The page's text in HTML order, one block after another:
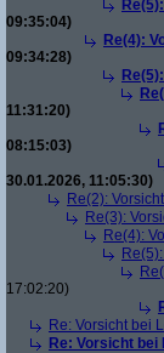
09:35:04)
Re(4):
09:34:28)
11:31:20)
08:15:03)
30.01.2026, 11:05:30)
Re(2):
Re(3):
Re(4):
17:02:20)
Re: Vorsicht bei
Re: Vorsicht